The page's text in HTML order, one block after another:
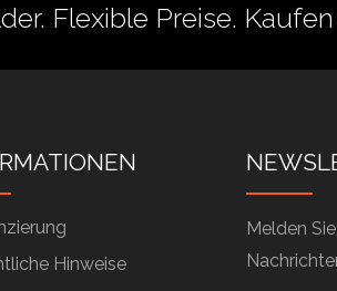
Flexible Preise.
Hinweise
Melden